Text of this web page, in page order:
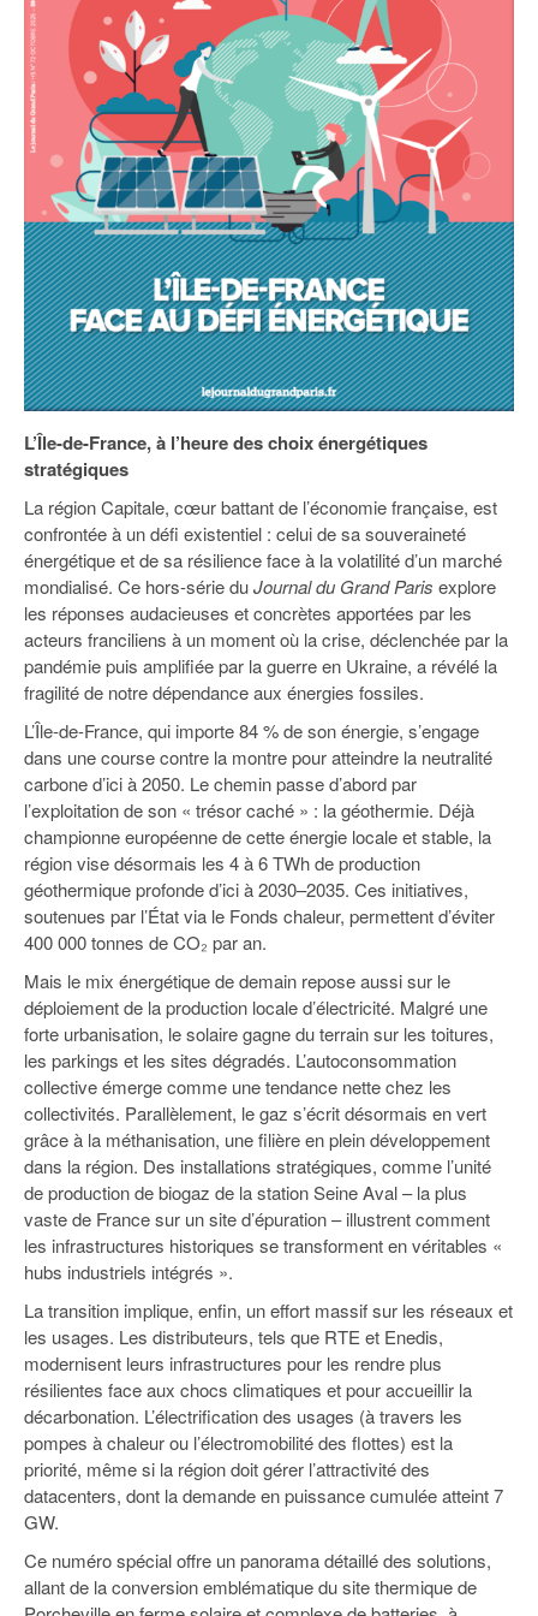
94
95
L’Île-de-France, à l’heure des choix énergétiques
stratégiques
La région Capitale, cœur battant de l’économie française, est
confrontée à un défi existentiel : celui de sa souveraineté
énergétique et de sa résilience face à la volatilité d’un marché
mondialisé. Ce hors-série duJournal du Grand Paris explore
les réponses audacieuses et concrètes apportées par les
acteurs franciliens à un moment où la crise, déclenchée par la
pandémie puis amplifiée par la guerre en Ukraine, a révélé la
fragilité de notre dépendance aux énergies fossiles.
L’Île-de-France, qui importe 84 % de son énergie, s’engage
dans une course contre la montre pour atteindre la neutralité
carbone d’ici à 2050. Le chemin passe d’abord par
l’exploitation de son « trésor caché » : la géothermie. Déjà
championne européenne de cette énergie locale et stable, la
région vise désormais les 4 à 6 TWh de production
géothermique profonde d’ici à 2030–2035. Ces initiatives,
soutenues par l’État via le Fonds chaleur, permettent d’éviter
400 000 tonnes de CO₂ par an.
Mais le mix énergétique de demain repose aussi sur le
déploiement de la production locale d’électricité. Malgré une
forte urbanisation, le solaire gagne du terrain sur les toitures,
les parkings et les sites dégradés. L’autoconsommation
collective émerge comme une tendance nette chez les
collectivités. Parallèlement, le gaz s’écrit désormais en vert
grâce à la méthanisation, une filière en plein développement
dans la région. Des installations stratégiques, comme l’unité
de production de biogaz de la station Seine Aval – la plus
vaste de France sur un site d’épuration – illustrent comment
les infrastructures historiques se transforment en véritables «
hubs industriels intégrés ».
La transition implique, enfin, un effort massif sur les réseaux et
les usages. Les distributeurs, tels que RTE et Enedis,
modernisent leurs infrastructures pour les rendre plus
résilientes face aux chocs climatiques et pour accueillir la
décarbonation. L’électrification des usages (à travers les
pompes à chaleur ou l’électromobilité des flottes) est la
priorité, même si la région doit gérer l’attractivité des
datacenters, dont la demande en puissance cumulée atteint 7
GW.
Ce numéro spécial offre un panorama détaillé des solutions,
allant de la conversion emblématique du site thermique de